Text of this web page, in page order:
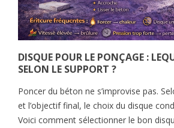
DISQUE POUR LE PONÇAGE :
SELON LE SUPPORT ?
Poncer du béton ne s’improvise pas.
et l’objectif final, le choix du disque
Voici comment sélectionner le bon